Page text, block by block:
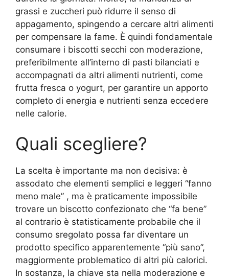
grassi e zuccheri può ridurre il senso di
appagamento, spingendo a cercare altri alimenti
per compensare la fame. È quindi fondamentale
consumare i biscotti secchi con moderazione,
preferibilmente all’interno di pasti bilanciati e
accompagnati da altri alimenti nutrienti, come
frutta fresca o yogurt, per garantire un apporto
completo di energia e nutrienti senza eccedere
nelle calorie.
Quali scegliere?
La scelta è importante ma non decisiva: è
assodato che elementi semplici e leggeri “fanno
meno male” , ma è praticamente impossibile
trovare un biscotto confezionato che “fa bene”
al contrario è statisticamente probabile che il
consumo sregolato possa far diventare un
prodotto specifico apparentemente “più sano”,
maggiormente problematico di altri più calorici.
In sostanza, la chiave sta nella moderazione e